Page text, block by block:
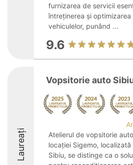
furnizarea de servicii
întreținerea și
vehiculelor, punând ...
9.6
Laureați
Vopsitorie auto
Atelierul de vopsitorie
locației Sigemo, localizată
Sibiu, se distinge ca o